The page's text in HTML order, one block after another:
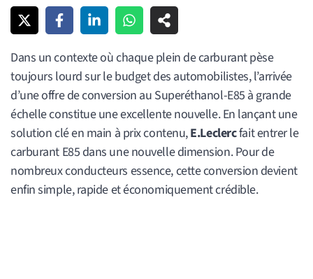
Dans un contexte où chaque plein de carburant pèse
toujours lourd sur le budget des automobilistes, l’arrivée
d’une offre de conversion au Superéthanol-E85 à grande
échelle constitue une excellente nouvelle. En lançant une
solution clé en main à prix contenu,E.Leclercfait entrer le
carburant E85 dans une nouvelle dimension. Pour de
nombreux conducteurs essence, cette conversion devient
enfin simple, rapide et économiquement crédible.